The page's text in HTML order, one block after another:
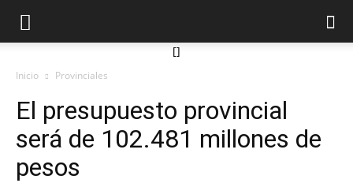
[]
Inicio Provinciales
El presupuesto provincial
será de 102.481 millones de
pesos